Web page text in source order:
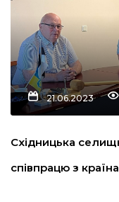
21.06.2023
Східницька
співпрацю з